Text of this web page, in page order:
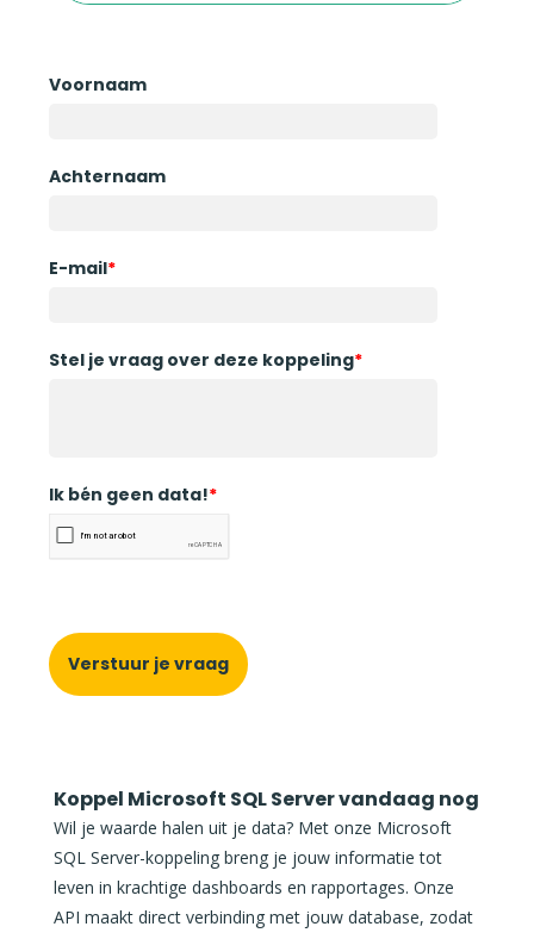
Voornaam
Achternaam
E-mail*
Stel je vraag over deze koppeling*
Ik bén geen data!*
Verstuur je vraag
Koppel Microsoft SQL Server vandaag nog
Wil je waarde halen uit je data? Met onze Microsoft
SQL Server-koppeling breng je jouw informatie tot
leven in krachtige dashboards en rapportages. Onze
API maakt direct verbinding met jouw database, zodat